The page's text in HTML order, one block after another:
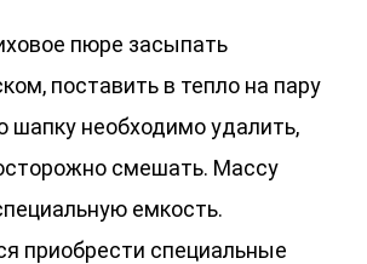
пюре засыпать
поставить в тепло на пару
шапку необходимо удалить,
смешать. Массу
емкость.
приобрести специальные